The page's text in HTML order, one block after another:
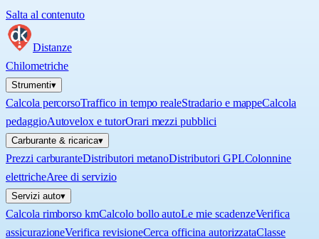
Salta al contenuto
Distanze
Chilometriche
Strumenti▾
Calcola percorsoTraffico in tempo realeStradario e mappeCalcola
pedaggioAutovelox e tutorOrari mezzi pubblici
Carburante & ricarica▾
Prezzi carburanteDistributori metanoDistributori GPLColonnine
elettricheAree di servizio
Servizi auto▾
Calcola rimborso kmCalcolo bollo autoLe mie scadenzeVerifica
assicurazioneVerifica revisioneCerca officina autorizzataClasse